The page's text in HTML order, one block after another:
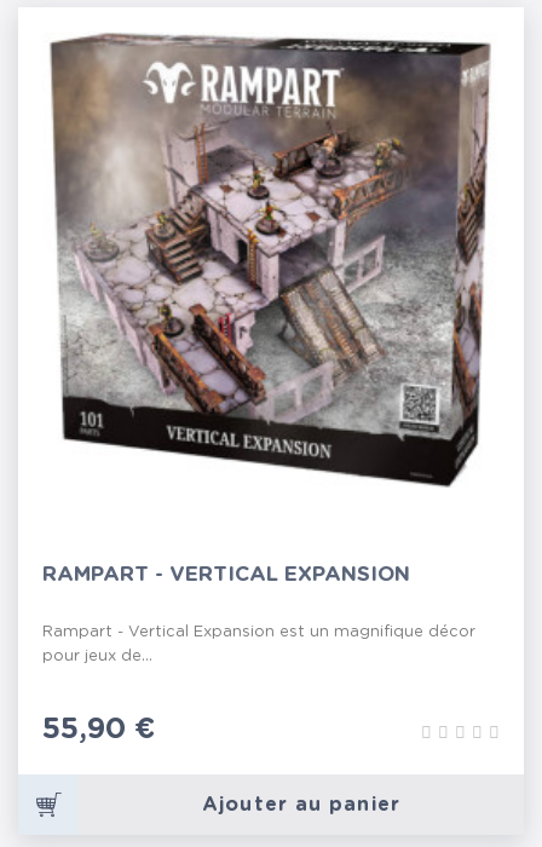
RAMPART - VERTICAL EXPANSION
Rampart - Vertical Expansion est un magnifique décor
pour jeux de...
Prix
55,90 €
Ajouter au panier